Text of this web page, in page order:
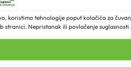
koristimo tehnologije poput kolačića za
stranici. Nepristanak ili povlačenje